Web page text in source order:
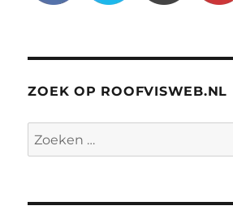
ZOEK OP ROOFVISWEB.NL
Zoeken
naar: